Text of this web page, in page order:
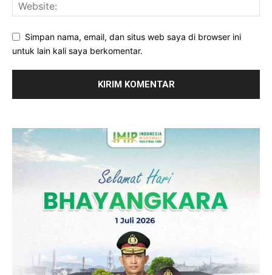
Simpan nama, email, dan situs web saya di browser ini
untuk lain kali saya berkomentar.